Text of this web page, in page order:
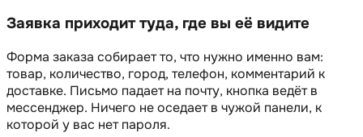
Заявка приходит туда, где вы её видите
Форма заказа собирает то, что нужно именно вам:
товар, количество, город, телефон, комментарий к
доставке. Письмо падает на почту, кнопка ведёт в
мессенджер. Ничего не оседает в чужой панели, к
которой у вас нет пароля.